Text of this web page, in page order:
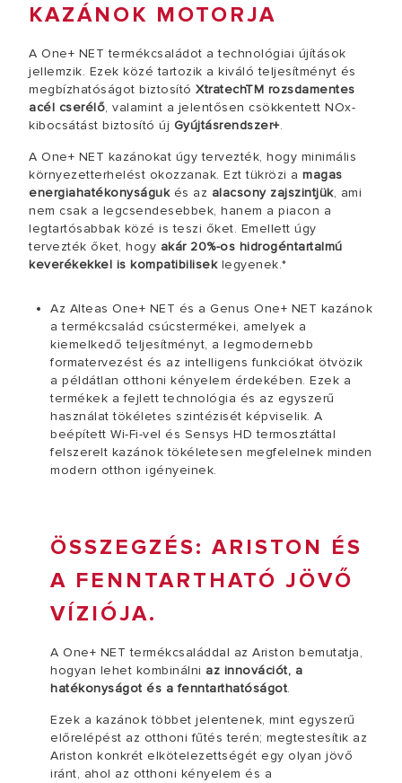
KAZÁNOK MOTORJA
A One+ NET termékcsaládot a technológiai újítások
jellemzik. Ezek közé tartozik a kiváló teljesítményt és
megbízhatóságot biztosító XtratechTM rozsdamentes
acél cserélő, valamint a jelentősen csökkentett NOx-
kibocsátást biztosító új Gyújtásrendszer+.
A One+ NET kazánokat úgy tervezték, hogy minimális
környezetterhelést okozzanak. Ezt tükrözi a magas
energiahatékonyságukés az alacsony zajszintjük, ami
nem csak a legcsendesebbek, hanem a piacon a
legtartósabbak közé is teszi őket. Emellett úgy
tervezték őket, hogy akár 20%-os hidrogéntartalmú
keverékekkel is kompatibiliseklegyenek.*
Az Alteas One+ NET és a Genus One+ NET kazánok
a termékcsalád csúcstermékei, amelyek a
kiemelkedő teljesítményt, a legmodernebb
formatervezést és az intelligens funkciókat ötvözik
a példátlan otthoni kényelem érdekében. Ezek a
termékek a fejlett technológia és az egyszerű
használat tökéletes szintézisét képviselik. A
beépített Wi-Fi-vel és Sensys HD termosztáttal
felszerelt kazánok tökéletesen megfelelnek minden
modern otthon igényeinek.
ÖSSZEGZÉS: ARISTON ÉS
A FENNTARTHATÓ JÖVŐ
VÍZIÓJA.
A One+ NET termékcsaláddal az Ariston bemutatja,
hogyan lehet kombinálni az innovációt, a
hatékonyságot és a fenntarthatóságot.
Ezek a kazánok többet jelentenek, mint egyszerű
előrelépést az otthoni fűtés terén; megtestesítik az
Ariston konkrét elkötelezettségét egy olyan jövő
iránt, ahol az otthoni kényelem és a